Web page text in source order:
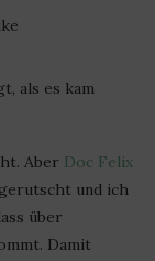
als es kam
Aber Doc Felix
und ich
über
Damit